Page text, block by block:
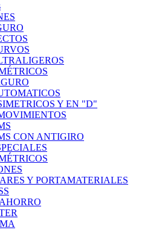
Y EN "D"
CON ANTIGIRO
Y PORTAMATERIALES